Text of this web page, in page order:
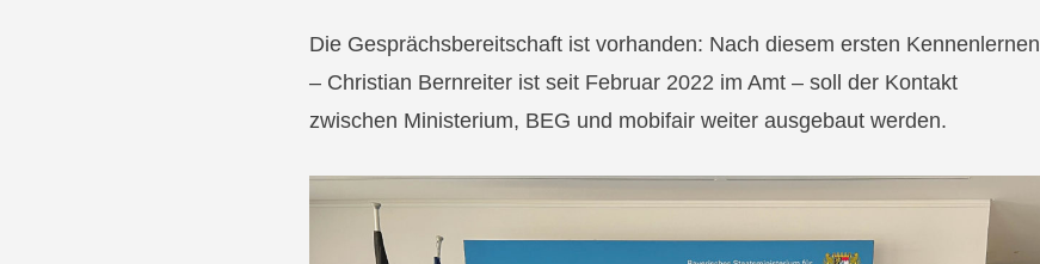
Die Gesprächsbereitschaft ist vorhanden: Nach diesem ersten Kennenlernen
– Christian Bernreiter ist seit Februar 2022 im Amt – soll der Kontakt
zwischen Ministerium, BEG und mobifair weiter ausgebaut werden.